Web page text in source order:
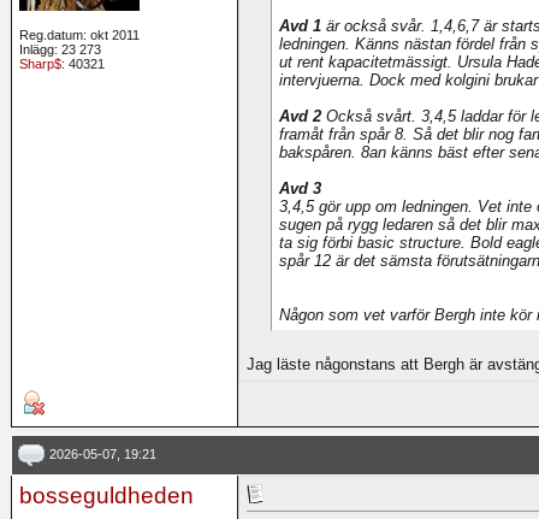
Reg.datum: okt 2011
Inlägg: 23 273
Sharp$: 40321
Avd 1 är också svår. 1,4,6,7 är
ledningen. Känns nästan fördel från
ut rent kapacitetmässigt. Ursula
intervjuerna. Dock med kolgini
Avd 2 Också svårt. 3,4,5 laddar för
framåt från spår 8. Så det blir nog
bakspåren. 8an känns bäst efter
Avd 3
3,4,5 gör upp om ledningen. Vet
sugen på rygg ledaren så det blir
ta sig förbi basic structure. Bold
spår 12 är det sämsta
Någon som vet varför Bergh inte kör
Jag läste någonstans att Bergh är
2026-05-07, 19:21
bosseguldheden